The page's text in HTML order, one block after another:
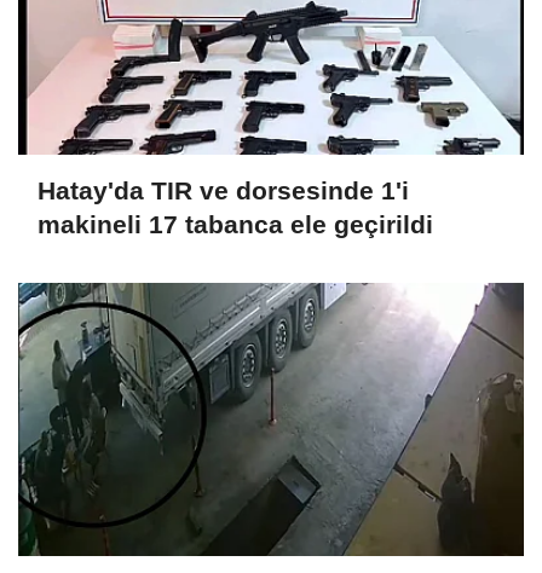
Hatay'da TIR ve dorsesinde 1'i
makineli 17 tabanca ele geçirildi